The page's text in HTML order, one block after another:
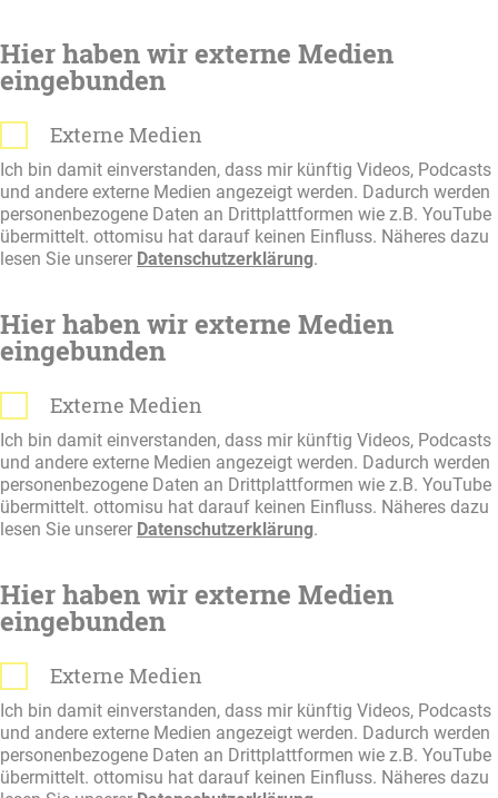
Hier haben wir externe Medien
eingebunden
Externe Medien
Ich bin damit einverstanden, dass mir künftig Videos, Podcasts
und andere externe Medien angezeigt werden. Dadurch werden
personenbezogene Daten an Drittplattformen wie z.B. YouTube
übermittelt. ottomisu hat darauf keinen Einfluss. Näheres dazu
lesen Sie unserer Datenschutzerklärung.
Hier haben wir externe Medien
eingebunden
Externe Medien
Ich bin damit einverstanden, dass mir künftig Videos, Podcasts
und andere externe Medien angezeigt werden. Dadurch werden
personenbezogene Daten an Drittplattformen wie z.B. YouTube
übermittelt. ottomisu hat darauf keinen Einfluss. Näheres dazu
lesen Sie unserer Datenschutzerklärung.
Hier haben wir externe Medien
eingebunden
Externe Medien
Ich bin damit einverstanden, dass mir künftig Videos, Podcasts
und andere externe Medien angezeigt werden. Dadurch werden
personenbezogene Daten an Drittplattformen wie z.B. YouTube
übermittelt. ottomisu hat darauf keinen Einfluss. Näheres dazu